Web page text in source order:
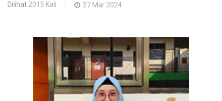
Dilihat 2015 Kali 27 Mar 2024